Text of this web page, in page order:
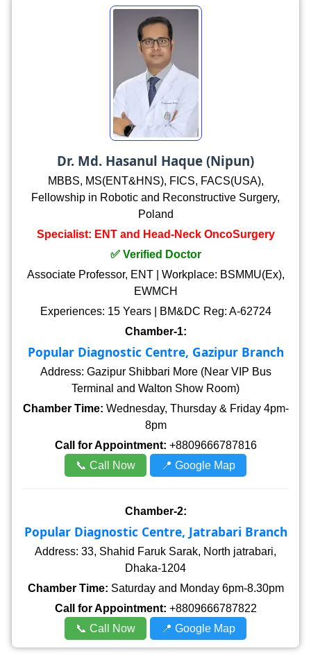
Dr. Md. Hasanul Haque (Nipun)
MBBS, MS(ENT&HNS), FICS, FACS(USA),
Fellowship in Robotic and Reconstructive Surgery,
Poland
Specialist: ENT and Head-Neck OncoSurgery
✅ Verified Doctor
Associate Professor, ENT | Workplace: BSMMU(Ex),
EWMCH
Experiences: 15 Years | BM&DC Reg: A-62724
Chamber-1:
Popular Diagnostic Centre, Gazipur Branch
Address: Gazipur Shibbari More (Near VIP Bus
Terminal and Walton Show Room)
Chamber Time: Wednesday, Thursday & Friday 4pm-
8pm
Call for Appointment: +8809666787816
📞 Call Now
📍 Google Map
Chamber-2:
Popular Diagnostic Centre, Jatrabari Branch
Address: 33, Shahid Faruk Sarak, North jatrabari,
Dhaka-1204
Chamber Time: Saturday and Monday 6pm-8.30pm
Call for Appointment: +8809666787822
📞 Call Now
📍 Google Map